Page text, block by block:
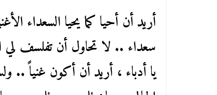
أريد أن أحيا كما يحيا السعداء
سعداء .. لا تحاول أن تفلسف لي
يا أدباء ، أريد أن أكون غنياً